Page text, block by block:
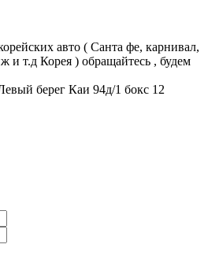
авто ( Санта фе, карнивал,
и т.д Корея ) обращайтесь , будем
берег Каи 94д/1 бокс 12